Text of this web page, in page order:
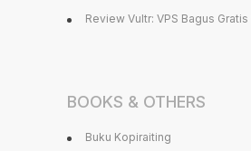
Review Vultr: VPS Bagus Gratis
BOOKS & OTHERS
Buku Kopiraiting